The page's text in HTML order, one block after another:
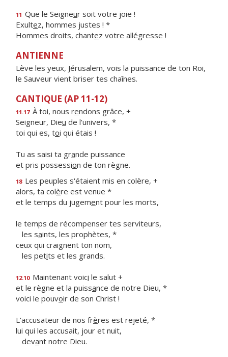
11 Que le Seigneur soit votre joie !
Exultez, hommes justes ! *
Hommes droits, chantez votre allégresse !
ANTIENNE
Lève les yeux, Jérusalem, vois la puissance de ton Roi,
le Sauveur vient briser tes chaînes.
CANTIQUE (AP 11-12)
11.17 À toi, nous rendons grâce, +
Seigneur, Dieu de l'univers, *
toi qui es, toi qui étais !
Tu as saisi ta grande puissance
et pris possession de ton règne.
18 Les peuples s'étaient mis en colère, +
alors, ta colère est venue *
et le temps du jugement pour les morts,
le temps de récompenser tes serviteurs,
les saints, les prophètes, *
ceux qui craignent ton nom,
les petits et les grands.
12.10 Maintenant voici le salut +
et le règne et la puissance de notre Dieu, *
voici le pouvoir de son Christ !
L'accusateur de nos frères est rejeté, *
lui qui les accusait, jour et nuit,
devant notre Dieu.